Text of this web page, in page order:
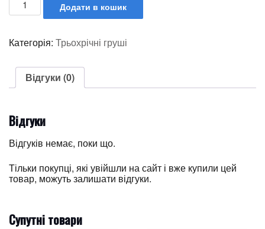
Додати в кошик
Категорія: Трьохрічні груші
Відгуки (0)
Відгуки
Відгуків немає, поки що.
Тільки покупці, які увійшли на сайт і вже купили цей
товар, можуть залишати відгуки.
Супутні товари